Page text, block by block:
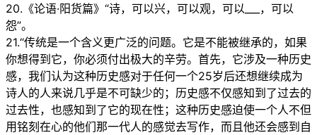
20.《论语·阳货篇》“诗，可以兴，可以观，可以___，可以
怨”。
21.“传统是一个含义更广泛的问题。它是不能被继承的，如果
你想得到它，你必须付出极大的辛劳。首先，它涉及一种历史
感，我们认为这种历史感对于任何一个25岁后还想继续成为
诗人的人来说几乎是不可缺少的；历史感不仅感知到了过去的
过去性，也感知到了它的现在性；这种历史感迫使一个人不但
用铭刻在心的他们那一代人的感觉去写作，而且他还会感到自